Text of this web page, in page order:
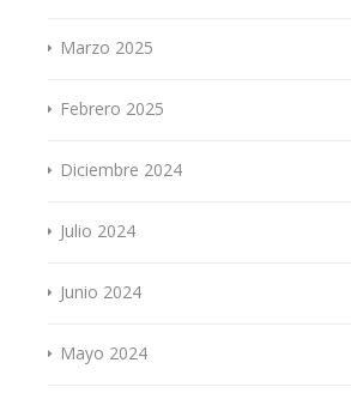
Marzo 2025
Febrero 2025
Diciembre 2024
Julio 2024
Junio 2024
Mayo 2024